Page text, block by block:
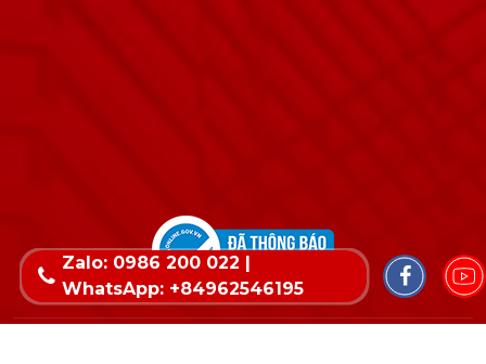
Zalo: 0986 200 022 |
WhatsApp: +84962546195